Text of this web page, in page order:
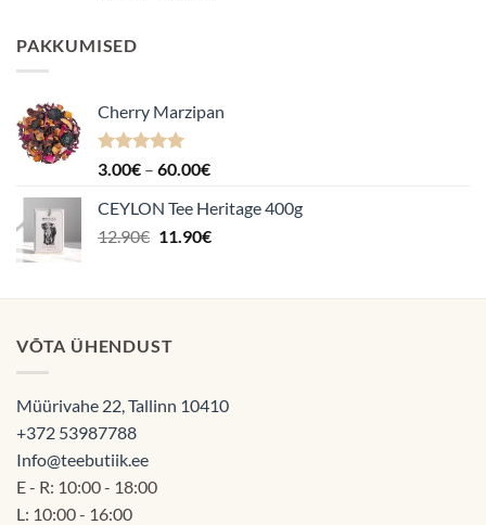
PAKKUMISED
Cherry Marzipan
Hinnanguga
3.00€ – 60.00€Hinnavahemik:
kuni
60.00€
CEYLON Tee Heritage 400g
12.90€ Algne
12.90€.
11.90€Praegune
11.90€.
VÕTA ÜHENDUST
Müürivahe 22, Tallinn 10410
+372 53987788
Info@teebutiik.ee
E - R: 10:00 - 18:00
L: 10:00 - 16:00